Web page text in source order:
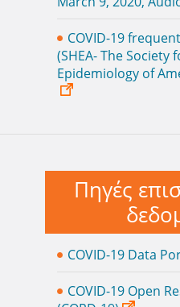
COVID-19
(SHEA- The Society
Epidemiology of
Πηγές
COVID-19 Data
COVID-19 Open